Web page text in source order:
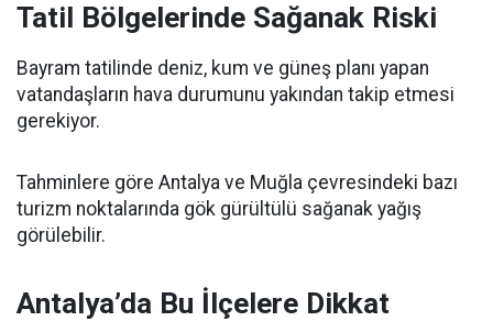
Tatil Bölgelerinde Sağanak Riski
Bayram tatilinde deniz, kum ve güneş planı yapan
vatandaşların hava durumunu yakından takip etmesi
gerekiyor.
Tahminlere göre Antalya ve Muğla çevresindeki bazı
turizm noktalarında gök gürültülü sağanak yağış
görülebilir.
Antalya’da Bu İlçelere Dikkat